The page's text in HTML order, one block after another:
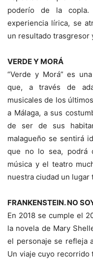
poderío de la
experiencia lírica, se
un resultado trasgresor
VERDE Y MORÁ
“Verde y Morá” es
que, a través de
musicales de los
a Málaga, a sus
de ser de sus
malagueño se sentirá
que no lo sea, podrá
música y el teatro
nuestra ciudad un lugar
FRANKENSTEIN. NO
En 2018 se cumple el
la novela de Mary
el personaje se refleja
Un viaje cuyo recorrido